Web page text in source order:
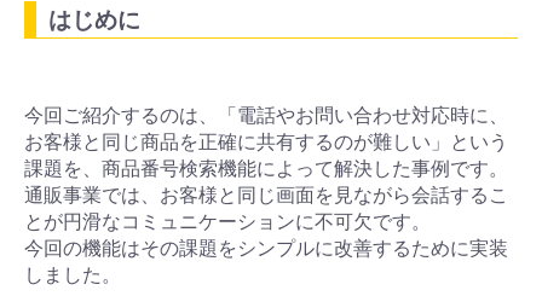
はじめに
今回ご紹介するのは、「電話やお問い合わせ対応時に、
お客様と同じ商品を正確に共有するのが難しい」という
課題を、商品番号検索機能によって解決した事例です。
通販事業では、お客様と同じ画面を見ながら会話するこ
とが円滑なコミュニケーションに不可欠です。
今回の機能はその課題をシンプルに改善するために実装
しました。